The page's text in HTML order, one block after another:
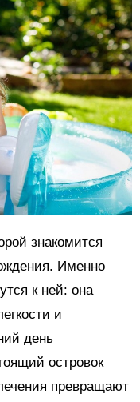
знакомится
Именно
к ней: она
и
день
островок
превращают